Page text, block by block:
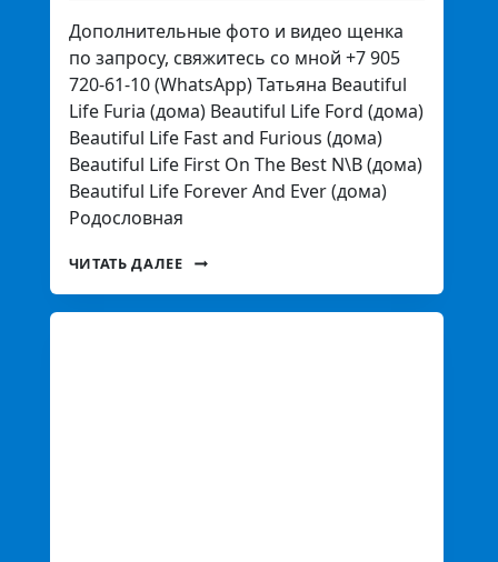
Дополнительные фото и видео щенка
по запросу, свяжитесь со мной +7 905
720-61-10 (WhatsApp) Татьяна Beautiful
Life Furia (дома) Beautiful Life Ford (дома)
Beautiful Life Fast and Furious (дома)
Beautiful Life First On The Best N\B (дома)
Beautiful Life Forever And Ever (дома)
Родословная
ЧИТАТЬ ДАЛЕЕ